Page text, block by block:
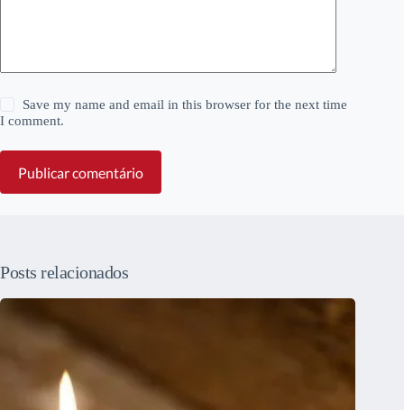
Save my name and email in this browser for the next time
I comment.
Publicar comentário
Posts relacionados